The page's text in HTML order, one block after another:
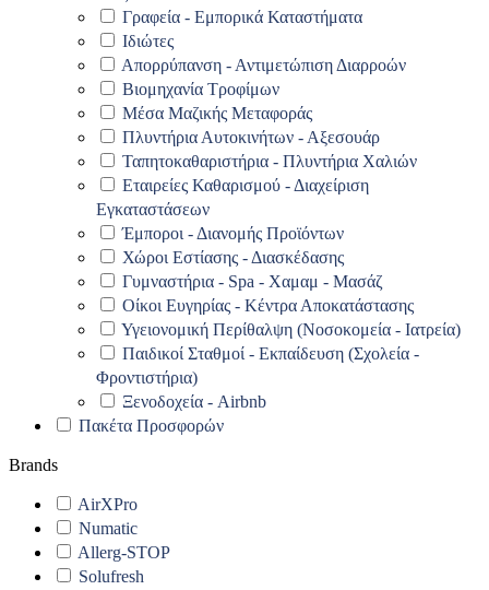
Γραφεία - Εμπορικά Καταστήματα
Ιδιώτες
Απορρύπανση - Αντιμετώπιση Διαρροών
Βιομηχανία Τροφίμων
Μέσα Μαζικής Μεταφοράς
Πλυντήρια Αυτοκινήτων - Αξεσουάρ
Ταπητοκαθαριστήρια - Πλυντήρια Χαλιών
Εταιρείες Καθαρισμού - Διαχείριση
Εγκαταστάσεων
Έμποροι - Διανομής Προϊόντων
Χώροι Εστίασης - Διασκέδασης
Γυμναστήρια - Spa - Χαμαμ - Μασάζ
Οίκοι Ευγηρίας - Κέντρα Αποκατάστασης
Υγειονομική Περίθαλψη (Νοσοκομεία - Ιατρεία)
Παιδικοί Σταθμοί - Εκπαίδευση (Σχολεία -
Φροντιστήρια)
Ξενοδοχεία - Airbnb
Πακέτα Προσφορών
Brands
AirXPro
Numatic
Allerg-STOP
Solufresh